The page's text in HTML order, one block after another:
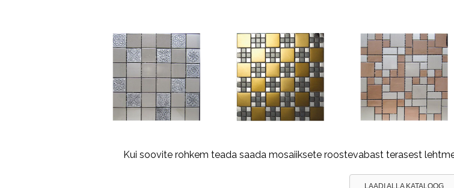
Kui soovite rohkem teada saada mosaiiksete roostevabast terasest
LAADI ALLA KATALOOG